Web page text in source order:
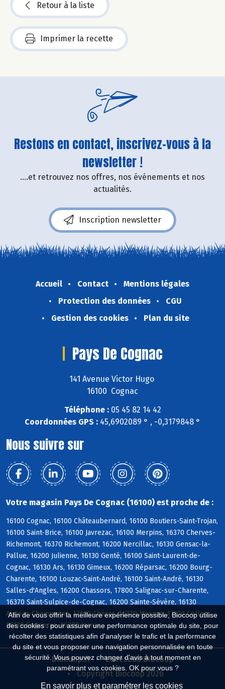
Afin de vous offrir la meilleure expérience possible, Biocoop utilise
des cookies : pour assurer une performance optimale du site, pour
récolter des statistiques afin d'analyser le trafic et la performance
du site et vous proposer une navigation personnalisée en toute
sécurité. Vous pouvez changer d'avis à tout moment en
paramétrant vos cookies. OK pour vous ?
En savoir plus et paramétrer les cookies
Retour à la liste
Imprimer la recette
Restons en contact, inscrivez-vous à la
newsletter !
....et retrouvez nos offres, nos événements et nos
actualités.
Inscription newsletter
Accueil Contact
Mentions légales
Protection des données
CGU
Gestion des cookies
Plan du site
Pays De Cognac
141 Avenue Victor Hugo
16100 Cognac
Téléphone :05 45 82 14 42
Coordonnées GPS : 45,6902089 ° , -0,3179848 °
Nous suivre sur
Votre magasin Pays De Cognac (16100) est proche de :
16100 Cognac, 16100 Châteaubernard, 16100 Boutiers-Saint-Trojan,
16100 Saint-Brice, 16100 Javrezac, 16100 Merpins, 16370 Cherves-
Richemont, 16370 Richemont, 16200 Nercillac, 16130 Gensac-la-
Pallue, 16200 Julienne, 16130 Genté, 16100 Saint-Laurent-de-
Cognac, 16130 Ars, 16130 Gimeux, 16200 Réparsac, 16200 Bourg-
Charente, 16100 Louzac-Saint-André, 16100 Saint-André, 16130
Salles-d'Angles, 16200 Chassors, 17800 Salignac-sur-Charente,
16370 Saint-Sulpice-de-Cognac, 16200 Sainte-Sévère, 16130
Angeac-Champagne, 17610 Chérac, 16370 Mesnac, 17520 Celles,
16130 Segonzac, 16200 Jarnac
Biocoop.fr
Le réseau Biocoop
Copyright Biocoop 2026